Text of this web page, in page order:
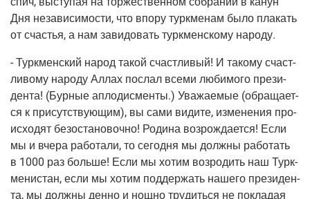
Дня неза­ви­си­мо­сти, что впо­ру турк­ме­нам было пла­кать
от сча­стья, а нам зави­до­вать турк­мен­ско­му народу.
- Турк­мен­ский народ такой счаст­ли­вый! И тако­му счаст­
ли­во­му наро­ду Аллах послал все­ми люби­мо­го пре­зи­
ден­та! (Бур­ные апло­дис­мен­ты.) Ува­жа­е­мые (обра­ща­ет­
ся к при­сут­ству­ю­щим), вы сами види­те, изме­не­ния про­
ис­хо­дят без­оста­но­воч­но! Роди­на воз­рож­да­ет­ся! Если
мы и вче­ра рабо­та­ли, то сего­дня мы долж­ны рабо­тать
в 1000 раз боль­ше! Если мы хотим воз­ро­дить наш Турк­
ме­ни­стан, если мы хотим под­дер­жать наше­го пре­зи­ден­
та, мы долж­ны ден­но и нощ­но тру­дить­ся не покла­дая